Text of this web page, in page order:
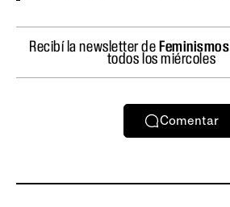
Recibí la newsletter deFeminismos
todos los miércoles
Comentar